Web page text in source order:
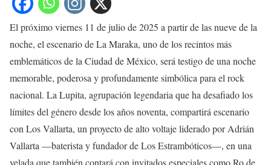
El próximo viernes 11 de julio de 2025 a partir de las nueve de la
noche, el escenario de La Maraka, uno de los recintos más
emblemáticos de la Ciudad de México, será testigo de una noche
memorable, poderosa y profundamente simbólica para el rock
nacional. La Lupita, agrupación legendaria que ha desafiado los
límites del género desde los años noventa, compartirá escenario
con Los Vallarta, un proyecto de alto voltaje liderado por Adrián
Vallarta —baterista y fundador de Los Estrambóticos—, en una
velada que también contará con invitados especiales como Ro de